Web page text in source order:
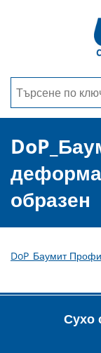
образен
DoP_Баумит
Сухо